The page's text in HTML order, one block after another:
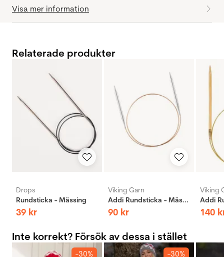
Visa mer information
Relaterade produkter
Drops
Rundsticka - Mässing
39 kr
Viking Garn
Addi Rundsticka - Mässing
90 kr
Viking
140
Inte korrekt? Försök av dessa i stället
-30% -30%